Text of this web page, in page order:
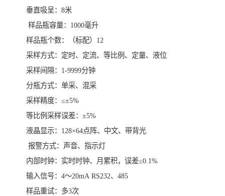
垂直吸呈：8米
样品瓶容量：1000毫升
样品瓶个数：（标配）12
采样方式：定时、定流、等比例、定量、液位
采样间隔：1-9999分钟
分瓶方式：单采、混采
采样精度：≤±5%
等比例采样误差：±5%
液晶显示：128×64点阵、中文、带背光
报警方式：声音、指示灯
内部时钟：实时时钟、月累积，误差≤0.1%
输入信号：4～20mA RS232、485
样品重试：多3次